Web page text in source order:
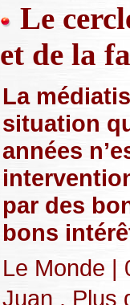
Le
et de la
La
situation
années
par des
bons
Le Monde |
Juan . Plus